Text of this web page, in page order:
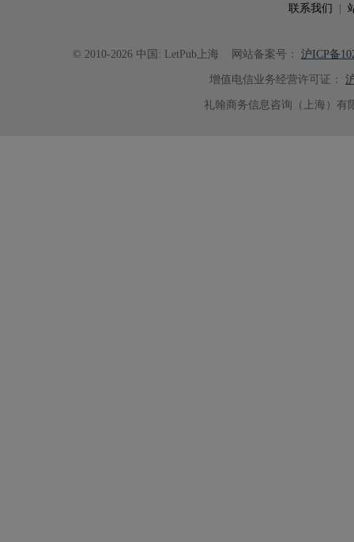
联系我们
© 2010-2026 中国: LetPub上海 网站备案号： 沪ICP备
增值电信业务经营许可证：
礼翰商务信息咨询（上海）